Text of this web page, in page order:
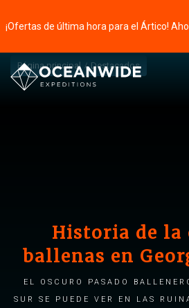
Página principal Destacados
Historia de la
ballenas en
El oscuro pasado
Sur se puede ver en las